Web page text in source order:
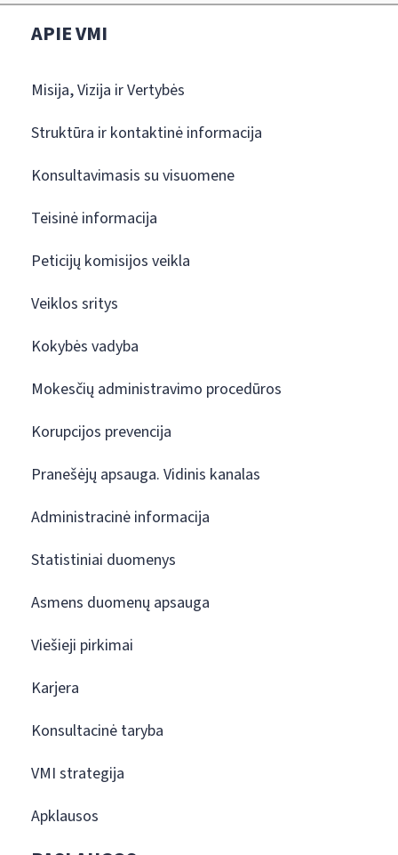
APIE VMI
Misija, Vizija ir Vertybės
Struktūra ir kontaktinė informacija
Konsultavimasis su visuomene
Teisinė informacija
Peticijų komisijos veikla
Veiklos sritys
Kokybės vadyba
Mokesčių administravimo procedūros
Korupcijos prevencija
Pranešėjų apsauga. Vidinis kanalas
Administracinė informacija
Statistiniai duomenys
Asmens duomenų apsauga
Viešieji pirkimai
Karjera
Konsultacinė taryba
VMI strategija
Apklausos